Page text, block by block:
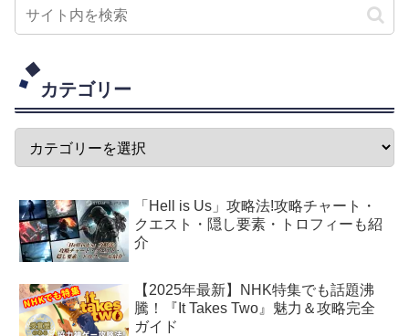
カテゴリー
「Hell is Us」攻略法!攻略チャート・
クエスト・隠し要素・トロフィーも紹
介
【2025年最新】NHK特集でも話題沸
騰！『It Takes Two』魅力＆攻略完全
ガイド